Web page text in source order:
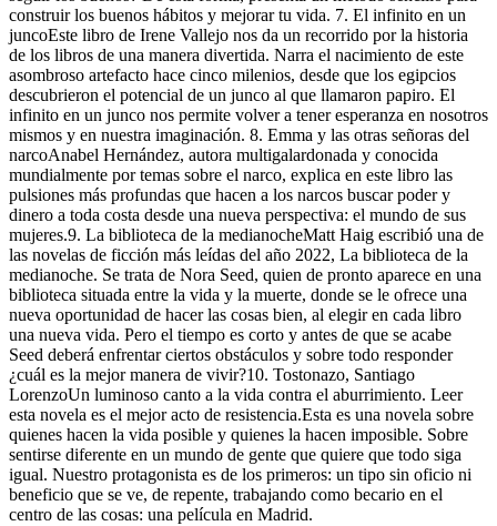
construir los buenos hábitos y mejorar tu vida. 7. El infinito en un
juncoEste libro de Irene Vallejo nos da un recorrido por la historia
de los libros de una manera divertida. Narra el nacimiento de este
asombroso artefacto hace cinco milenios, desde que los egipcios
descubrieron el potencial de un junco al que llamaron papiro. El
infinito en un junco nos permite volver a tener esperanza en nosotros
mismos y en nuestra imaginación. 8. Emma y las otras señoras del
narcoAnabel Hernández, autora multigalardonada y conocida
mundialmente por temas sobre el narco, explica en este libro las
pulsiones más profundas que hacen a los narcos buscar poder y
dinero a toda costa desde una nueva perspectiva: el mundo de sus
mujeres.9. La biblioteca de la medianocheMatt Haig escribió una de
las novelas de ficción más leídas del año 2022, La biblioteca de la
medianoche. Se trata de Nora Seed, quien de pronto aparece en una
biblioteca situada entre la vida y la muerte, donde se le ofrece una
nueva oportunidad de hacer las cosas bien, al elegir en cada libro
una nueva vida. Pero el tiempo es corto y antes de que se acabe
Seed deberá enfrentar ciertos obstáculos y sobre todo responder
¿cuál es la mejor manera de vivir?10. Tostonazo, Santiago
LorenzoUn luminoso canto a la vida contra el aburrimiento. Leer
esta novela es el mejor acto de resistencia.Esta es una novela sobre
quienes hacen la vida posible y quienes la hacen imposible. Sobre
sentirse diferente en un mundo de gente que quiere que todo siga
igual. Nuestro protagonista es de los primeros: un tipo sin oficio ni
beneficio que se ve, de repente, trabajando como becario en el
centro de las cosas: una película en Madrid.